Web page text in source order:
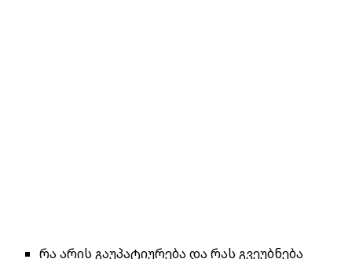
რა არის გაუპატიურება და რას გვეუბნება